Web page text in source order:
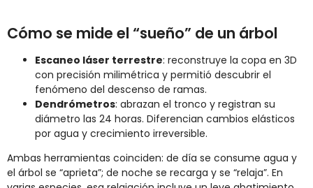
Cómo se mide el “sueño” de un árbol
Escaneo láser terrestre: reconstruye la copa en 3D
con precisión milimétrica y permitió descubrir el
fenómeno del descenso de ramas.
Dendrómetros: abrazan el tronco y registran su
diámetro las 24 horas. Diferencian cambios elásticos
por agua y crecimiento irreversible.
Ambas herramientas coinciden: de día se consume agua y
el árbol se “aprieta”; de noche se recarga y se “relaja”. En